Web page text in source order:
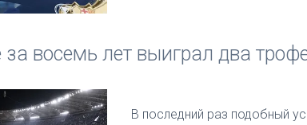
восемь лет выиграл два
В последний раз подобный